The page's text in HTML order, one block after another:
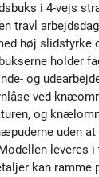
i 4-vejs
travl
høj slidstyrke
holder
og
ved
og
uden
leveres
kan ramme